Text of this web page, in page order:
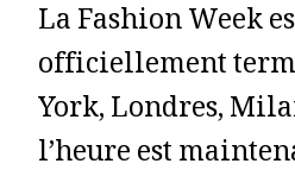
La Fashion Week
officiellement
York, Londres,
l’heure est